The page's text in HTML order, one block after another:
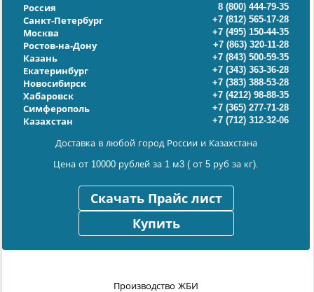
Россия
8 (800) 444-79-35
Санкт-Петербург
+7 (812) 565-17-28
Москва
+7 (495) 150-44-35
Ростов-на-Дону
+7 (863) 320-11-28
Казань
+7 (843) 500-59-35
Екатеринбург
+7 (343) 363-36-28
Новосибирск
+7 (383) 388-53-28
Хабаровск
+7 (4212) 98-88-35
Симферополь
+7 (365) 277-71-28
Казахстан
+7 (712) 312-32-06
Доставка в любой город России и Казахстана
Цена от 10000 рублей за 1 м3 ( от 5 руб за кг).
Скачать Прайс лист
Купить
Производство ЖБИ